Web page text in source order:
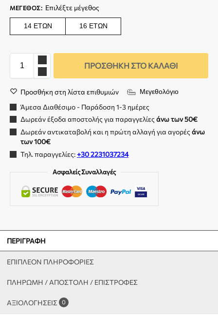
ΜΈΓΕΘΟΣ: Επιλέξτε μέγεθος
14 ΕΤΏΝ 16 ΕΤΏΝ
ΠΡΟΣΘΉΚΗ ΣΤΟ ΚΑΛΆΘΙ
Προσθήκη στη λίστα επιθυμιών Μεγεθολόγιο
Άμεσα Διαθέσιμο - Παράδοση 1-3 ημέρες
Δωρεάν έξοδα αποστολής για παραγγελίεςάνω των 50€
Δωρεάν αντικαταβολή και η πρώτη αλλαγή για αγορέςάνω
των 100€
Τηλ. παραγγελίες:+30 2231037234
Ασφαλείς Συναλλαγές
ΠΕΡΙΓΡΑΦΉ
ΕΠΙΠΛΈΟΝ ΠΛΗΡΟΦΟΡΊΕΣ
ΠΛΗΡΩΜΗ / ΑΠΟΣΤΟΛΗ / ΕΠΙΣΤΡΟΦΕΣ
ΑΞΙΟΛΟΓΉΣΕΙΣ 0